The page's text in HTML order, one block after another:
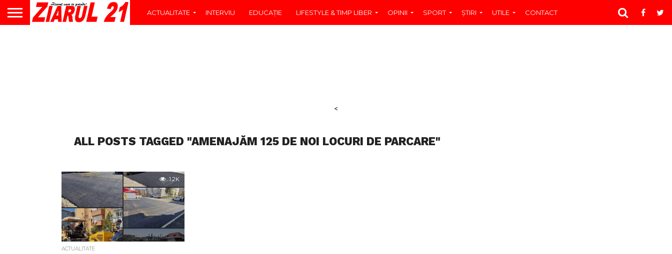
ACTUALITATE INTERVIU EDUCAŢIE LIFESTYLE & TIMP LIBER OPINII SPORT ŞTIRI UTILE CONTACT
<
ALL POSTS TAGGED "AMENAJĂM 125 DE NOI LOCURI DE PARCARE"
1.2K
ACTUALITATE